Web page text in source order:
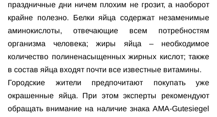
праздничные дни ничем плохим не грозит, а наоборот
крайне полезно. Белки яйца содержат незаменимые
аминокислоты, отвечающие всем потребностям
организма человека; жиры яйца – необходимое
количество полиненасыщенных жирных кислот; также
в состав яйца входят почти все известные витамины.
Городские жители предпочитают покупать уже
окрашенные яйца. При этом эксперты рекомендуют
обращать внимание на наличие знака AMA-Gutesiegel